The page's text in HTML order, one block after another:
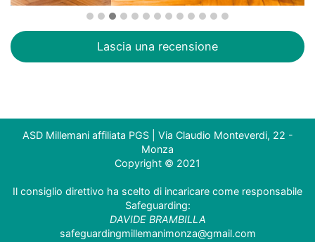
Lascia una recensione
ASD Millemani affiliata PGS | Via Claudio Monteverdi, 22 -
Monza
Copyright © 2021
Il consiglio direttivo ha scelto di incaricare come responsabile
Safeguarding:
DAVIDE BRAMBILLA
safeguardingmillemanimonza@gmail.com